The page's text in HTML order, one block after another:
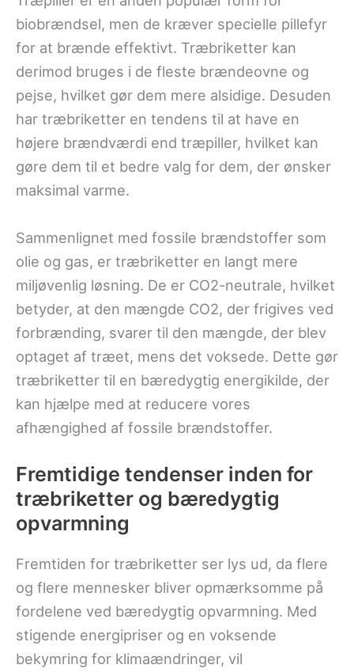
biobrændsel, men de kræver specielle pillefyr
for at brænde effektivt. Træbriketter kan
derimod bruges i de fleste brændeovne og
pejse, hvilket gør dem mere alsidige. Desuden
har træbriketter en tendens til at have en
højere brændværdi end træpiller, hvilket kan
gøre dem til et bedre valg for dem, der ønsker
maksimal varme.
Sammenlignet med fossile brændstoffer som
olie og gas, er træbriketter en langt mere
miljøvenlig løsning. De er CO2-neutrale, hvilket
betyder, at den mængde CO2, der frigives ved
forbrænding, svarer til den mængde, der blev
optaget af træet, mens det voksede. Dette gør
træbriketter til en bæredygtig energikilde, der
kan hjælpe med at reducere vores
afhængighed af fossile brændstoffer.
Fremtidige tendenser inden for
træbriketter og bæredygtig
opvarmning
Fremtiden for træbriketter ser lys ud, da flere
og flere mennesker bliver opmærksomme på
fordelene ved bæredygtig opvarmning. Med
stigende energipriser og en voksende
bekymring for klimaændringer, vil